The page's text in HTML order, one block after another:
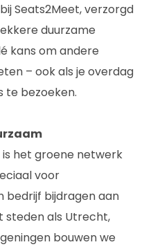
Seats2Meet, verzorgd
duurzame
kans om andere
– ook als je overdag
te bezoeken.
is het groene netwerk
voor
bedrijf bijdragen aan
steden als Utrecht,
bouwen we